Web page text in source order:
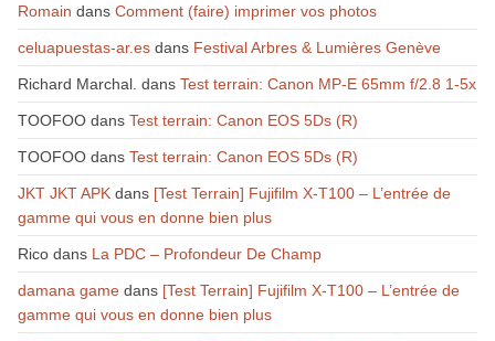
Romain dans Comment (faire) imprimer vos photos
celuapuestas-ar.esdans Festival Arbres & Lumières Genève
Richard Marchal. dans Test terrain: Canon MP-E 65mm f/2.8 1-5x
TOOFOOdans Test terrain: Canon EOS 5Ds (R)
TOOFOOdans Test terrain: Canon EOS 5Ds (R)
JKT JKT APKdans [Test Terrain] Fujifilm X-T100 – L’entrée de
gamme qui vous en donne bien plus
Ricodans La PDC – Profondeur De Champ
damana gamedans [Test Terrain] Fujifilm X-T100 – L’entrée de
gamme qui vous en donne bien plus